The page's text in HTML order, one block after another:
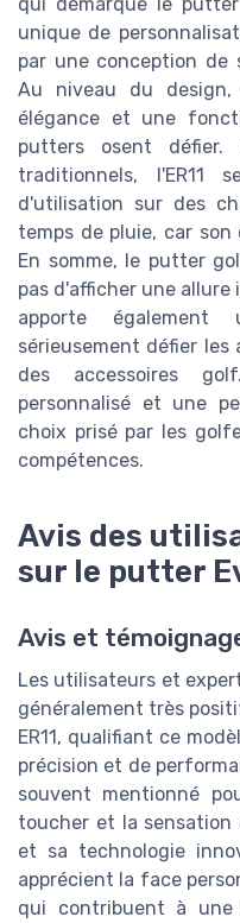
unique de
par une conception de
Au niveau du
élégance et une
putters osent
traditionnels,
d'utilisation sur des
temps de pluie, car
En somme, le putter
pas d'afficher une allure
apporte
sérieusement défier
des accessoires
personnalisé et une
choix prisé par les
compétences.
Avis des
sur le putter
Avis et
Les utilisateurs et
généralement très
ER11, qualifiant ce
précision et de
souvent mentionné
toucher et la sensation
et sa technologie
apprécient la face
qui contribuent à